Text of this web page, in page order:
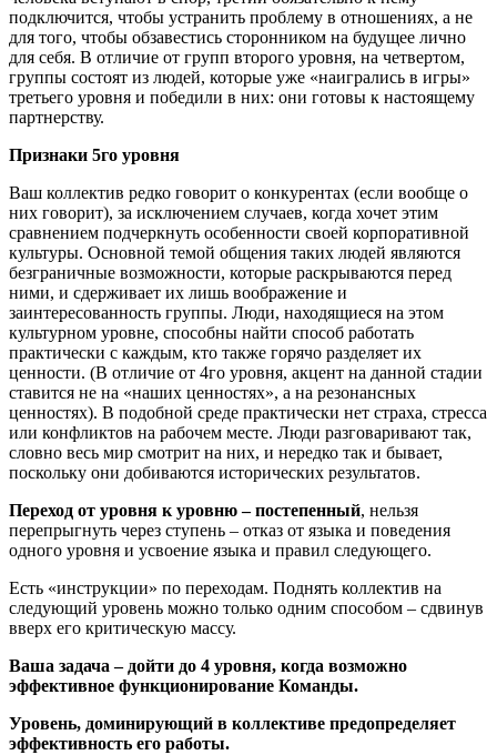
подключится, чтобы устранить проблему в отношениях, а не
для того, чтобы обзавестись сторонником на будущее лично
для себя. В отличие от групп второго уровня, на четвертом,
группы состоят из людей, которые уже «наигрались в игры»
третьего уровня и победили в них: они готовы к настоящему
партнерству.
Признаки 5го уровня
Ваш коллектив редко говорит о конкурентах (если вообще о
них говорит), за исключением случаев, когда хочет этим
сравнением подчеркнуть особенности своей корпоративной
культуры. Основной темой общения таких людей являются
безграничные возможности, которые раскрываются перед
ними, и сдерживает их лишь воображение и
заинтересованность группы. Люди, находящиеся на этом
культурном уровне, способны найти способ работать
практически с каждым, кто также горячо разделяет их
ценности. (В отличие от 4го уровня, акцент на данной стадии
ставится не на «наших ценностях», а на резонансных
ценностях). В подобной среде практически нет страха, стресса
или конфликтов на рабочем месте. Люди разговаривают так,
словно весь мир смотрит на них, и нередко так и бывает,
поскольку они добиваются исторических результатов.
Переход от уровня к уровню – постепенный, нельзя
перепрыгнуть через ступень – отказ от языка и поведения
одного уровня и усвоение языка и правил следующего.
Есть «инструкции» по переходам. Поднять коллектив на
следующий уровень можно только одним способом – сдвинув
вверх его критическую массу.
Ваша задача – дойти до 4 уровня, когда возможно
эффективное функционирование Команды.
Уровень, доминирующий в коллективе предопределяет
эффективность его работы.